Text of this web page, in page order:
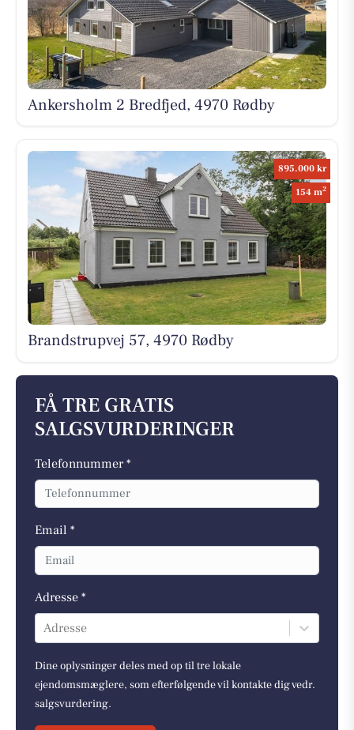
Ankersholm 2 Bredfjed, 4970 Rødby
895.000 kr
154 m2
Brandstrupvej 57, 4970 Rødby
FÅ TRE GRATIS
SALGSVURDERINGER
Telefonnummer *
Email *
Adresse *
Adresse
Dine oplysninger deles med op til tre lokale
ejendomsmæglere, som efterfølgende vil kontakte dig vedr.
salgsvurdering.